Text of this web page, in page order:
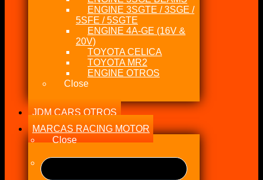
ENGINE 3SGTE / 3SGE /
5SFE / 5SGTE
ENGINE 4A-GE (16V &
20V)
TOYOTA CELICA
TOYOTA MR2
ENGINE OTROS
Close
JDM CARS OTROS
MARCAS RACING MOTOR
Close